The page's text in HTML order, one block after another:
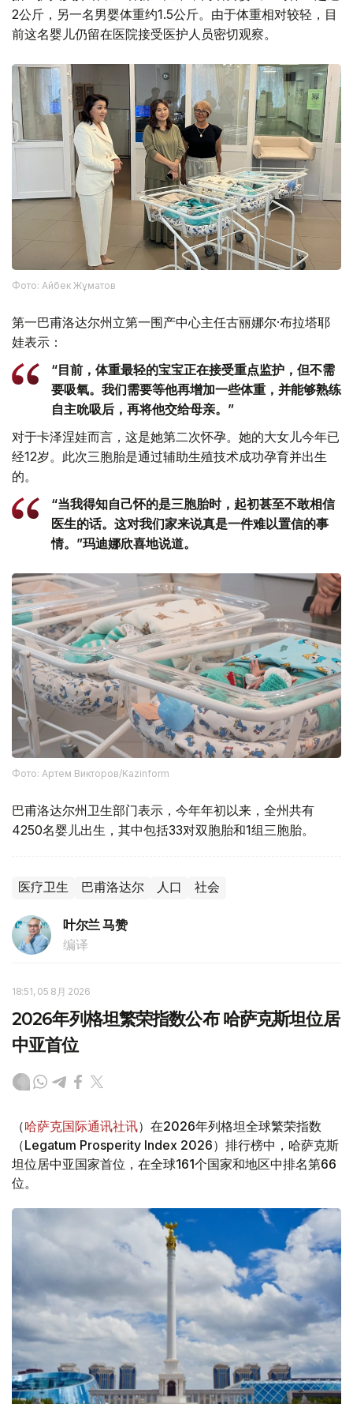
2公斤，另一名男婴体重约1.5公斤。由于体重相对较轻，目
前这名婴儿仍留在医院接受医护人员密切观察。
Фото: Айбек Жұматов
第一巴甫洛达尔州立第一围产中心主任古丽娜尔·布拉塔耶
娃表示：
“目前，体重最轻的宝宝正在接受重点监护，但不需
要吸氧。我们需要等他再增加一些体重，并能够熟练
自主吮吸后，再将他交给母亲。”
对于卡泽涅娃而言，这是她第二次怀孕。她的大女儿今年已
经12岁。此次三胞胎是通过辅助生殖技术成功孕育并出生
的。
“当我得知自己怀的是三胞胎时，起初甚至不敢相信
医生的话。这对我们家来说真是一件难以置信的事
情。”玛迪娜欣喜地说道。
Фото: Артем Викторов/Kazinform
巴甫洛达尔州卫生部门表示，今年年初以来，全州共有
4250名婴儿出生，其中包括33对双胞胎和1组三胞胎。
医疗卫生 巴甫洛达尔 人口 社会
叶尔兰 马赞
编译
18:51, 05 8月 2026
2026年列格坦繁荣指数公布 哈萨克斯坦位居
中亚首位
（哈萨克国际通讯社讯）在2026年列格坦全球繁荣指数
（Legatum Prosperity Index 2026）排行榜中，哈萨克斯
坦位居中亚国家首位，在全球161个国家和地区中排名第66
位。